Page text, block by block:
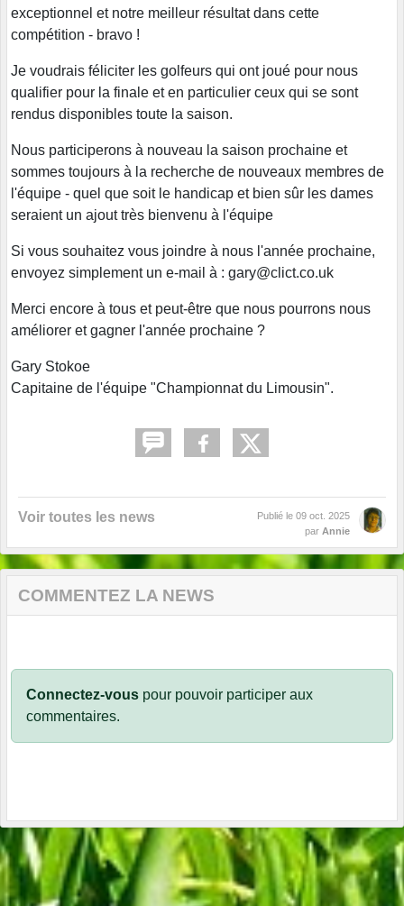
exceptionnel et notre meilleur résultat dans cette
compétition - bravo !
Je voudrais féliciter les golfeurs qui ont joué pour nous
qualifier pour la finale et en particulier ceux qui se sont
rendus disponibles toute la saison.
Nous participerons à nouveau la saison prochaine et
sommes toujours à la recherche de nouveaux membres de
l'équipe - quel que soit le handicap et bien sûr les dames
seraient un ajout très bienvenu à l'équipe
Si vous souhaitez vous joindre à nous l'année prochaine,
envoyez simplement un e-mail à : gary@clict.co.uk
Merci encore à tous et peut-être que nous pourrons nous
améliorer et gagner l'année prochaine ?
Gary Stokoe
Capitaine de l'équipe "Championnat du Limousin".
Voir toutes les news Publié le 09 oct. 2025
par Annie
COMMENTEZ LA NEWS
Connectez-vous pour pouvoir participer aux
commentaires.